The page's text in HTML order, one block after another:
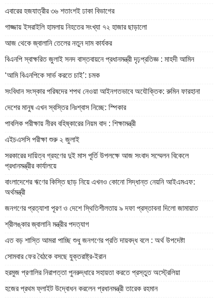
এবারের হজযাত্রীর ৩৬ শতাংশই ঢাকা বিভাগের
গাজ্জায় ইসরাইলি হামলায় নিহতের সংখ্যা ৭২ হাজার ছাড়ালো
আজ থেকে জ্বালানি তেলের নতুন দাম কার্যকর
বিএনপি স্বাক্ষরিত জুলাই সনদ বাস্তবায়নে প্রধানমন্ত্রী দৃঢ়প্রতিজ্ঞ : মাহদী আমিন
‘আমি বিএনপিকে সার্ভ করতে চাই’: চমক
সংবিধান সংস্কার পরিষদের শপথ নেওয়া আইনগতভাবে অযৌক্তিক: রুমিন ফারহানা
দেশের মানুষ এখন স্বস্তির নিঃশ্বাস নিচ্ছে: স্পিকার
পাবলিক পরীক্ষায় নীরব বহিষ্কারের নিয়ম বাদ : শিক্ষামন্ত্রী
এইচএসসি পরীক্ষা শুরু ২ জুলাই
সরকারের দায়িত্ব গ্রহণের দুই মাস পূর্তি উপলক্ষে আজ সংবাদ সম্মেলন বিকেলে
প্রধানমন্ত্রীর কার্যালয়ে
বাংলাদেশের ঋণের কিস্তি ছাড় নিয়ে এখনও কোনো সিদ্ধান্ত নেয়নি আইএমএফ:
অর্থমন্ত্রী
জনগণের প্রত্যাশা পূরণ ও দেশে স্থিতিশীলতায় ৯ দফা প্রস্তাবনা দিলো জামায়াত
শ্রীলঙ্কার জ্বালানি মন্ত্রীর পদত্যাগ
এত বড় শাস্তি আমরা পাচ্ছি শুধু জনগণের প্রতি দায়বদ্ধ বলে : অর্থ উপদেষ্টা
সোমবার ফের বৈঠকে বসছে যুক্তরাষ্ট্র-ইরান
হরমুজ প্রণালির নিরাপত্তা পুনরুদ্ধারে সহায়তা করতে প্রস্তুত অস্ট্রেলিয়া
হজের প্রথম ফ্লাইট উদ্বোধন করলেন প্রধানমন্ত্রী তারেক রহমান